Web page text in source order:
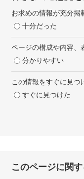
お求めの情報が充分掲
十分だった
ページの構成や内容、
分かりやすい
この情報をすぐに見つ
すぐに見つけた
このページに関